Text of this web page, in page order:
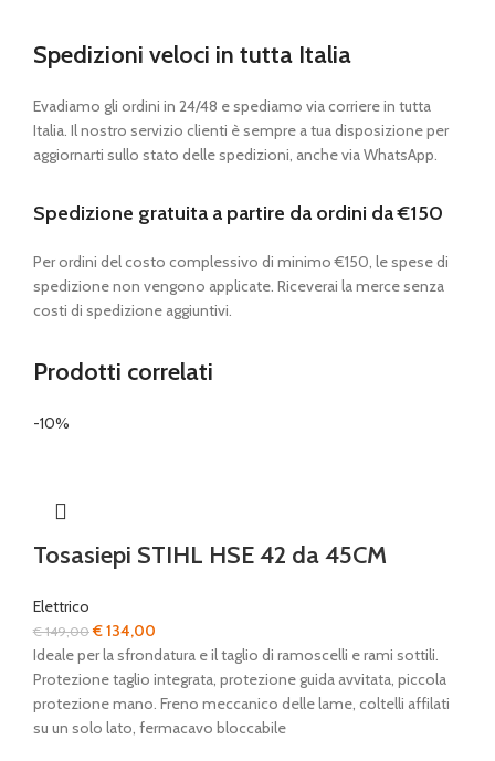
Spedizioni veloci in tutta Italia
Evadiamo gli ordini in 24/48 e spediamo via corriere in tutta
Italia. Il nostro servizio clienti è sempre a tua disposizione per
aggiornarti sullo stato delle spedizioni, anche via WhatsApp.
Spedizione gratuita a partire da ordini da €150
Per ordini del costo complessivo di minimo €150, le spese di
spedizione non vengono applicate. Riceverai la merce senza
costi di spedizione aggiuntivi.
Prodotti correlati
-10%
Tosasiepi STIHL HSE 42 da 45CM
Elettrico
€149,00Il
prezzo
originale
era:
€ 149,00.
€134,00
prezzo
attuale
è:
€ 134,00.
Ideale per la sfrondatura e il taglio di ramoscelli e rami sottili.
Protezione taglio integrata, protezione guida avvitata, piccola
protezione mano. Freno meccanico delle lame, coltelli affilati
su un solo lato, fermacavo bloccabile